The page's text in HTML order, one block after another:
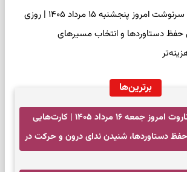
فال سرنوشت امروز پنجشنبه ۱۵ مرداد ۱۴۰۵ | روزی
حفظ دستاوردها و انتخاب مسیرهای
برترین‌ها
فال تاروت امروز جمعه ۱۶ مرداد ۱۴۰۵ | کارت‌هایی
حفظ دستاوردها، شنیدن ندای درون و حرکت در